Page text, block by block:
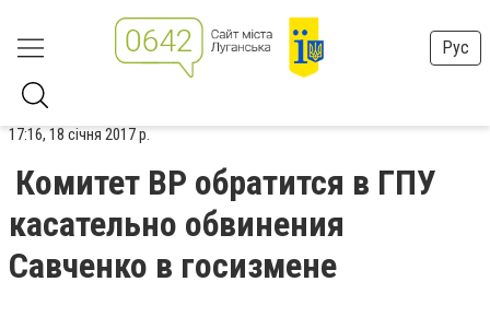
Рус
17:16, 18 січня 2017 р.
Комитет ВР обратится в ГПУ
касательно обвинения
Савченко в госизмене